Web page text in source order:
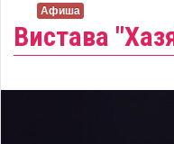
Вистава
Афиша